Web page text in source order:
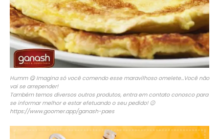
Humm 😋 Imagina só você comendo esse maravilhoso omelete…Você não
vai se arrepender!
Também temos diversos outros produtos, entra em contato conosco para
se informar melhor e estar efetuando o seu pedido! 😉
https://www.goomer.app/ganash-paes